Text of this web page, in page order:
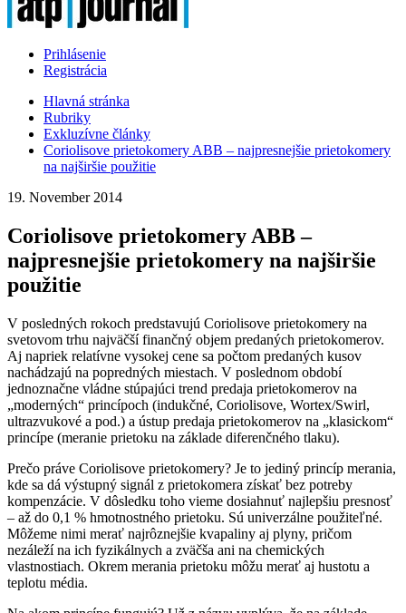
Prihlásenie
Registrácia
Hlavná stránka
Rubriky
Exkluzívne články
Coriolisove prietokomery ABB – najpresnejšie prietokomery
na najširšie použitie
19. November 2014
Coriolisove prietokomery ABB –
najpresnejšie prietokomery na najširšie
použitie
V posledných rokoch predstavujú Coriolisove prietokomery na
svetovom trhu najväčší finančný objem predaných prietokomerov.
Aj napriek relatívne vysokej cene sa počtom predaných kusov
nachádzajú na popredných miestach. V poslednom období
jednoznačne vládne stúpajúci trend predaja prietokomerov na
„moderných“ princípoch (indukčné, Coriolisove, Wortex/Swirl,
ultrazvukové a pod.) a ústup predaja prietokomerov na „klasickom“
princípe (meranie prietoku na základe diferenčného tlaku).
Prečo práve Coriolisove prietokomery? Je to jediný princíp merania,
kde sa dá výstupný signál z prietokomera získať bez potreby
kompenzácie. V dôsledku toho vieme dosiahnuť najlepšiu presnosť
– až do 0,1 % hmotnostného prietoku. Sú univerzálne použiteľné.
Môžeme nimi merať najrôznejšie kvapaliny aj plyny, pričom
nezáleží na ich fyzikálnych a zväčša ani na chemických
vlastnostiach. Okrem merania prietoku môžu merať aj hustotu a
teplotu média.